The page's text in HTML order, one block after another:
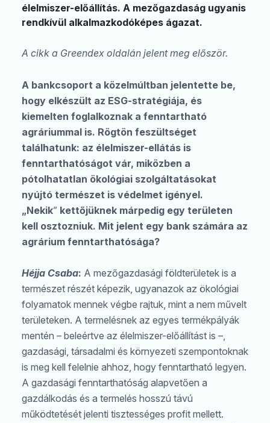
élelmiszer-előállítás. A mezőgazdaság ugyanis
rendkívül alkalmazkodóképes ágazat.
A cikk a Greendex oldalán jelent meg először.
A bankcsoport a közelmúltban jelentette be,
hogy elkészült az ESG-stratégiája, és
kiemelten foglalkoznak a fenntartható
agráriummal is. Rögtön feszültséget
találhatunk: az élelmiszer-ellátás is
fenntarthatóságot vár, miközben a
pótolhatatlan ökológiai szolgáltatásokat
nyújtó természet is védelmet igényel.
„Nekik” kettőjüknek márpedig egy területen
kell osztozniuk. Mit jelent egy bank számára az
agrárium fenntarthatósága?
Héjja Csaba: A mezőgazdasági földterületek is a
természet részét képezik, ugyanazok az ökológiai
folyamatok mennek végbe rajtuk, mint a nem művelt
területeken. A termelésnek az egyes termékpályák
mentén – beleértve az élelmiszer-előállítást is –,
gazdasági, társadalmi és környezeti szempontoknak
is meg kell felelnie ahhoz, hogy fenntartható legyen.
A gazdasági fenntarthatóság alapvetően a
gazdálkodás és a termelés hosszú távú
működtetését jelenti tisztességes profit mellett.